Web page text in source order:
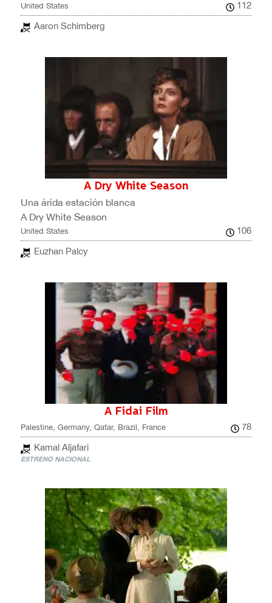
United States
112
Aaron Schimberg
A Dry White Season
Una árida estación blanca
A Dry White Season
United States
106
Euzhan Palcy
A Fidai Film
Palestine, Germany, Qatar, Brazil, France
78
Kamal Aljafari
ESTRENO NACIONAL